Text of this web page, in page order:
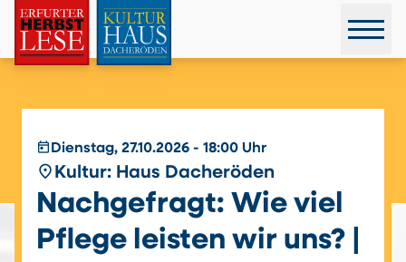
today Dienstag, 27.10.2026 - 18:00 Uhr
place Kultur: Haus Dacheröden
Nachgefragt: Wie viel
Pflege leisten wir uns? |